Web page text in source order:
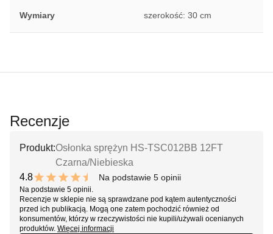
Wymiary szerokość: 30 cm
Recenzje
Produkt:Osłonka sprężyn HS-TSC012BB 12FT
Czarna/Niebieska
4.8
9.6 out of 10 stars
Na podstawie 5 opinii
Na podstawie 5 opinii.
Recenzje w sklepie nie są sprawdzane pod kątem autentyczności
przed ich publikacją. Mogą one zatem pochodzić również od
konsumentów, którzy w rzeczywistości nie kupili/używali ocenianych
produktów. Więcej informacji